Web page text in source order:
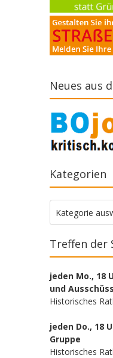
Neues aus
Kategorien
Kategorien
Kategorie
Treffen der
jeden Mo., 18
und
Historisches
jeden Do., 18
Gruppe
Historisches